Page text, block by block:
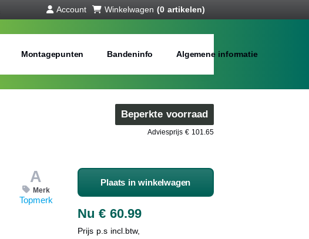
Account Winkelwagen (0 artikelen)
Montagepunten Bandeninfo Algemene informatie
Beperkte voorraad
Adviesprijs € 101.65
A
Merk
Topmerk
Plaats in winkelwagen
Nu € 60.99
Prijs p.s incl.btw,